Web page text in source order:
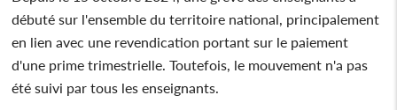
débuté sur l'ensemble du territoire national, principalement
en lien avec une revendication portant sur le paiement
d'une prime trimestrielle. Toutefois, le mouvement n'a pas
été suivi par tous les enseignants.